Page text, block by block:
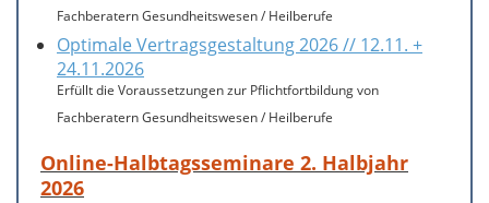
Fachberatern Gesundheitswesen / Heilberufe
Optimale Vertragsgestaltung 2026 // 12.11. +
24.11.2026
Erfüllt die Voraussetzungen zur Pflichtfortbildung von
Fachberatern Gesundheitswesen / Heilberufe
Online-Halbtagsseminare 2. Halbjahr
2026